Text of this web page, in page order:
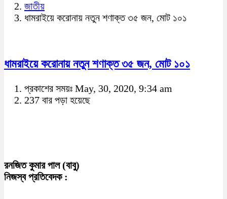
জাতীয়
ধামরাইয়ে করোনায় নতুন শণাক্ত ৩৫ জন, মোট ১০১
ধামরাইয়ে করোনায় নতুন শণাক্ত ৩৫ জন, মোট ১০১
প্রকাশের সময়ঃ May, 30, 2020, 9:34 am
237 বার পড়া হয়েছে
রনজিত কুমার পাল (বাবু)
নিজস্ব প্রতিবেদক :